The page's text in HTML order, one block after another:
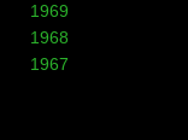
1969
1968
1967